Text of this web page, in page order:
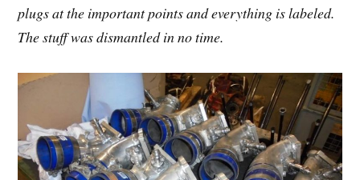
plugs at the important points and everything is labeled.
The stuff was dismantled in no time.